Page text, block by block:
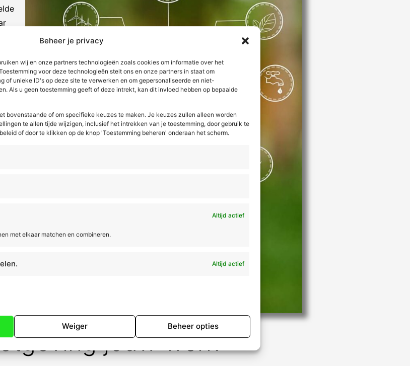
Beheer je privacy
wij en onze partners technologieën zoals cookies om informatie over het
voor deze technologieën stelt ons en onze partners in staat om
of unieke ID's op deze site te verwerken en om gepersonaliseerde en niet-
Als u geen toestemming geeft of deze intrekt, kan dit invloed hebben op bepaalde
bovenstaande of om specifieke keuzes te maken. Je keuzes zullen alleen worden
te allen tijde wijzigen, inclusief het intrekken van je toestemming, door gebruik te
of door te klikken op de knop 'Toestemming beheren' onderaan het scherm.
Altijd actief
met elkaar matchen en combineren.
Altijd actief
Weiger Beheer opties
jouw werk